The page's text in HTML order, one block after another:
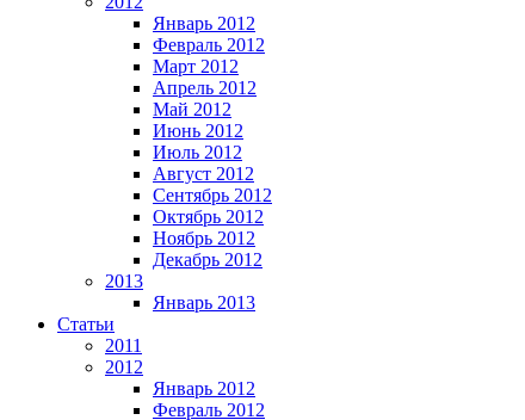
Январь 2012
Февраль 2012
Март 2012
Апрель 2012
Май 2012
Июнь 2012
Июль 2012
Август 2012
Сентябрь 2012
Октябрь 2012
Ноябрь 2012
Декабрь 2012
2013
Январь 2013
Статьи
2011
2012
Январь 2012
Февраль 2012